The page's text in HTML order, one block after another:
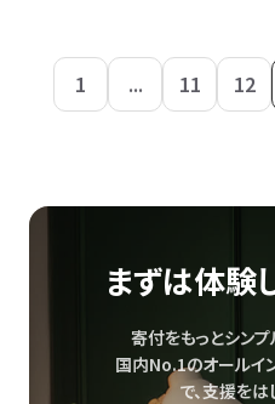
1 ... 11 12
まずは体験
寄付をもっとシンプ
国内No.1のオールイ
で、支援をは